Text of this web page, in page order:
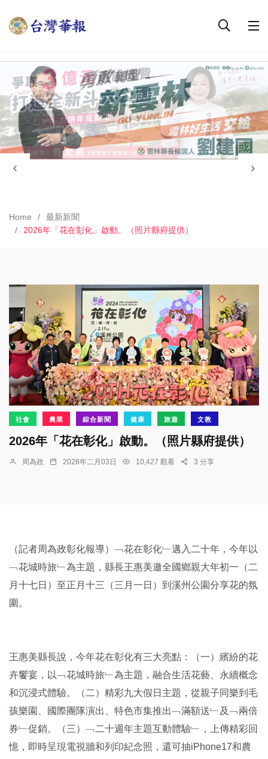
Home
最新新聞
2026年「花在彰化」啟動。（照片縣府提供）
社會 農業 綜合新聞 健康 旅遊 文教
2026年「花在彰化」啟動。（照片縣府提供）
周為政 2026年二月03日 10,427 觀看 3 分享
（記者周為政彰化報導）﹁花在彰化﹂邁入二十年，今年以
﹁花城時旅﹂為主題，縣長王惠美邀全國鄉親大年初一（二
月十七日）至正月十三（三月一日）到溪州公園分享花的氛
圍。
王惠美縣長說，今年花在彰化有三大亮點：（一）繽紛的花
卉饗宴，以﹁花城時旅﹂為主題，融合生活花藝、永續概念
和沉浸式體驗。（二）精彩九大假日主題，從親子同樂到毛
孩樂園、國際團隊演出、特色市集推出﹁滿額送﹂及﹁兩倍
券﹂促銷。（三）﹁二十週年主題互動體驗﹂，上傳精彩回
憶，即時呈現電視牆和列印紀念照，還可抽iPhone17和農